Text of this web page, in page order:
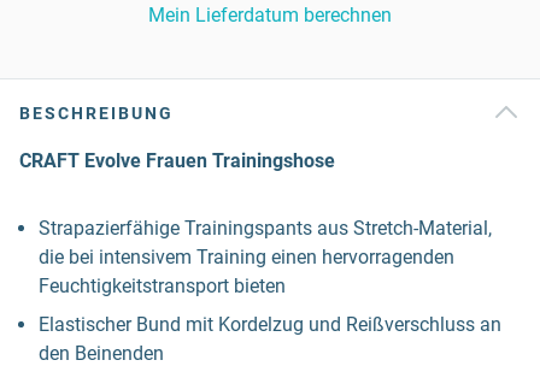
Mein Lieferdatum berechnen
BESCHREIBUNG
CRAFT Evolve Frauen Trainingshose
Strapazierfähige Trainingspants aus Stretch-Material,
die bei intensivem Training einen hervorragenden
Feuchtigkeitstransport bieten
Elastischer Bund mit Kordelzug und Reißverschluss an
den Beinenden